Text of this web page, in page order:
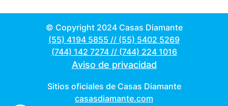
© Copyright 2024 Casas Diamante
(55) 4194 5855 // (55) 5402 5269
(744) 142 7274// (744) 224 1016
Aviso de privacidad
Sitios oficiales de Casas Diamante
casasdiamante.com